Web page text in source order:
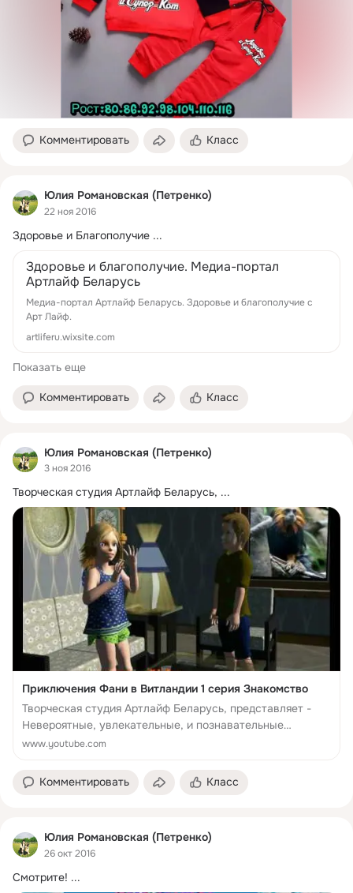
Комментировать Класс
Юлия Романовская (Петренко)
22 ноя 2016
Здоровье и Благополучие ...
Здоровье и благополучие. Медиа-портал
Артлайф Беларусь
Медиа-портал Артлайф Беларусь. Здоровье и благополучие с
Арт Лайф.
artliferu.wixsite.com
Показать еще
Комментировать Класс
Юлия Романовская (Петренко)
3 ноя 2016
Творческая студия Артлайф Беларусь, ...
Приключения Фани в Витландии 1 серия Знакомство
Творческая студия Артлайф Беларусь, представляет -
Невероятные, увлекательные, и познавательные
«Приключения Фани в Витландии» анимационный,
www.youtube.com
Комментировать Класс
Юлия Романовская (Петренко)
26 окт 2016
Смотрите! ...